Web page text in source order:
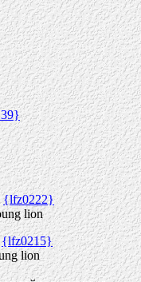
{lfz0222}
lion
{lfz0215}
lion